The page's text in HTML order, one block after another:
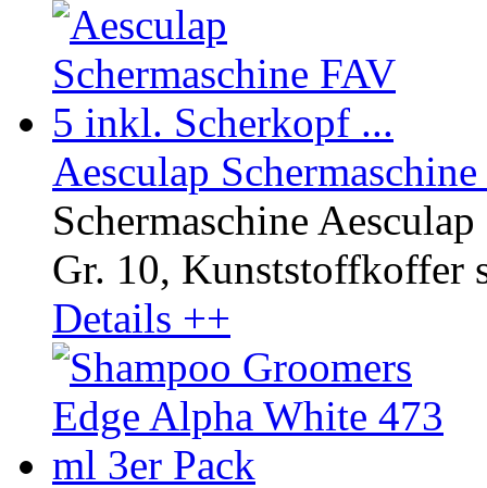
Aesculap
Schermaschine
Gr. 10, Kunststoffkoffer
Details ++